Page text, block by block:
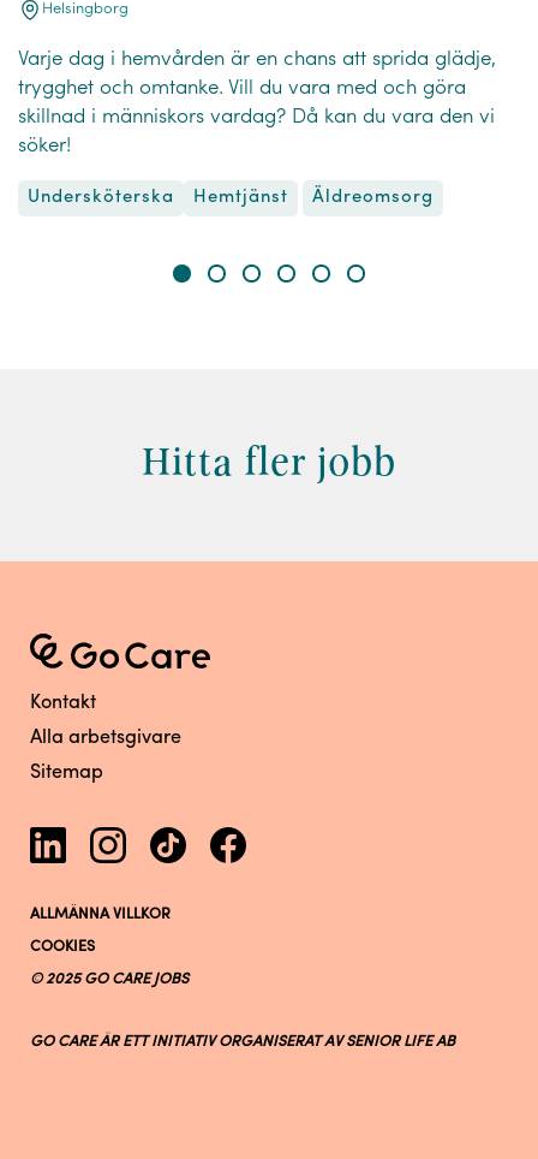
Helsingborg
Varje dag i hemvården är en chans att sprida glädje,
trygghet och omtanke. Vill du vara med och göra
skillnad i människors vardag? Då kan du vara den vi
söker!
Undersköterska Hemtjänst Äldreomsorg
Hitta fler jobb
Kontakt
Alla arbetsgivare
Sitemap
GO CARE ÄR ETT INITIATIV ORGANISERAT AV SENIOR LIFE AB
© 2025 GO CARE JOBS
ALLMÄNNA VILLKOR
COOKIES